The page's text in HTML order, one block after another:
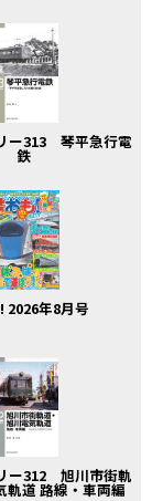
ー313 琴平急行電
鉄
2026年8月号
ー312 旭川市街軌
軌道 路線・車両編